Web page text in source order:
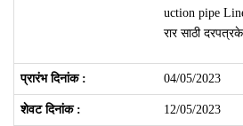
uction pipe
रार साठी
04/05/2023
12/05/2023